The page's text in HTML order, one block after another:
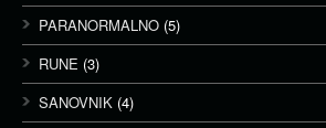
PARANORMALNO (5)
RUNE (3)
SANOVNIK (4)